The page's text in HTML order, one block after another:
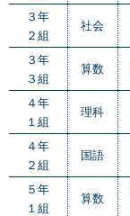
３年
２組
社会
３年
３組
算数
４年
１組
理科
４年
２組
国語
５年
１組
算数